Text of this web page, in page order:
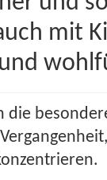
2023
Juni 2023
mit
die